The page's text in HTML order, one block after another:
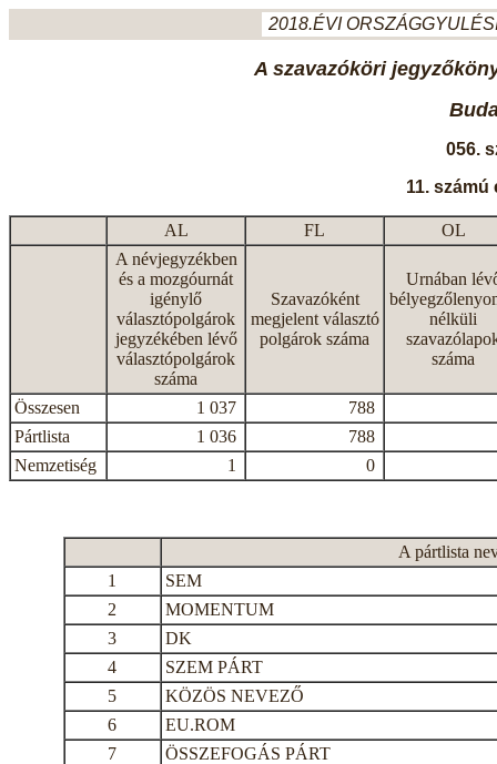
2018.ÉVI
A szavazóköri
056.
11.
AL FL
OL
A névjegyzékben
és a mozgóurnát
igénylő
választópolgárok
jegyzékében lévő
választópolgárok
száma
Szavazóként
megjelent választó
polgárok száma
Urnában
nélküli
száma
Összesen 1 037
788
Pártlista
1 036
788
Nemzetiség
1 0
A pártlista
1
SEM
2
MOMENTUM
3
DK
4
SZEM PÁRT
5
KÖZÖS NEVEZŐ
6
EU.ROM
7
ÖSSZEFOGÁS PÁRT